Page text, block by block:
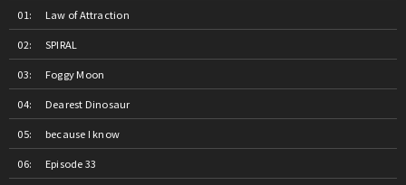
Law of Attraction
SPIRAL
Foggy Moon
Dearest Dinosaur
because I know
Episode 33